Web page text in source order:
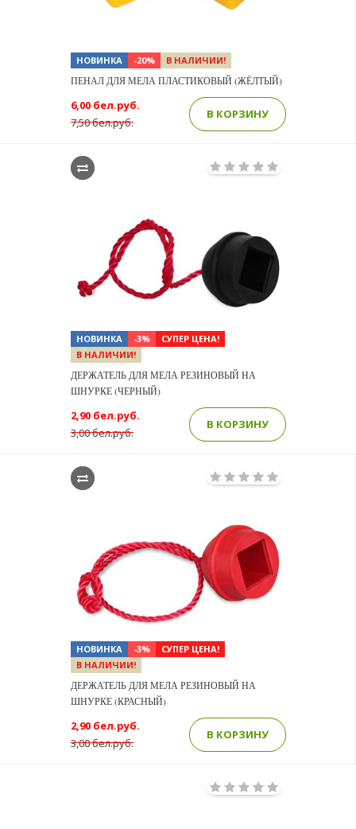
НОВИНКА -20% В НАЛИЧИИ!
ПЕНАЛ ДЛЯ МЕЛА ПЛАСТИКОВЫЙ (ЖЁЛТЫЙ)
7,50 бел.руб.
6,00 бел.руб.
В КОРЗИНУ
НОВИНКА -3%
СУПЕР ЦЕНА!
В НАЛИЧИИ!
ДЕРЖАТЕЛЬ ДЛЯ МЕЛА РЕЗИНОВЫЙ НА
ШНУРКЕ (ЧЕРНЫЙ)
3,00 бел.руб.
2,90 бел.руб.
В КОРЗИНУ
НОВИНКА -3%
СУПЕР ЦЕНА!
В НАЛИЧИИ!
ДЕРЖАТЕЛЬ ДЛЯ МЕЛА РЕЗИНОВЫЙ НА
ШНУРКЕ (КРАСНЫЙ)
3,00 бел.руб.
2,90 бел.руб.
В КОРЗИНУ